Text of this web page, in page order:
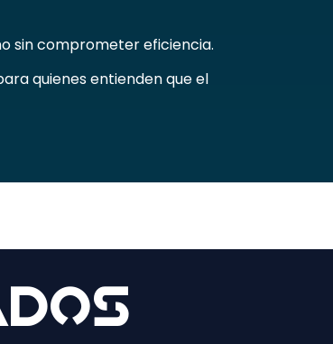
sin comprometer eficiencia.
quienes entienden que el